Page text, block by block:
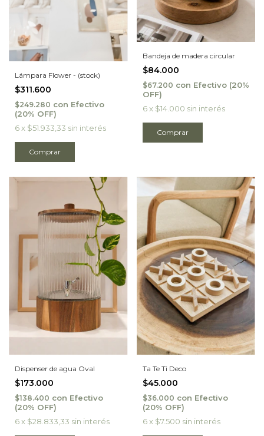
Lámpara Flower - (stock)
$311.600
$249.280 con Efectivo
6x $51.933,33 sin interés
Comprar
Bandeja de madera circular
$84.000
$67.200 con Efectivo
6 x $14.000 sin interés
Dispenser de agua Oval
$173.000
$138.400 con Efectivo
6x $28.833,33 sin interés
Ta Te Ti Deco
$45.000
$36.000 con Efectivo
6 x $7.500 sin interés